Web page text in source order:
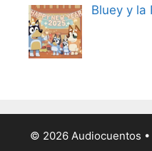
Bluey y la
© 2026 Audiocuentos